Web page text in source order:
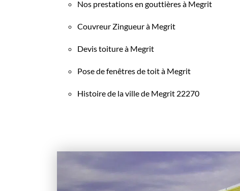
Nos prestations en gouttières à Megrit
Couvreur Zingueur à Megrit
Devis toiture à Megrit
Pose de fenêtres de toit à Megrit
Histoire de la ville de Megrit 22270